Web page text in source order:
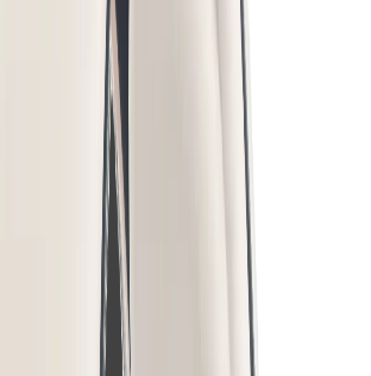
fiyatlar